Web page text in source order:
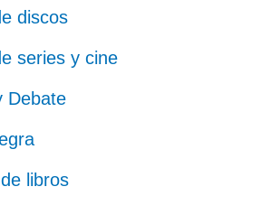
discos
series y cine
Debate
libros